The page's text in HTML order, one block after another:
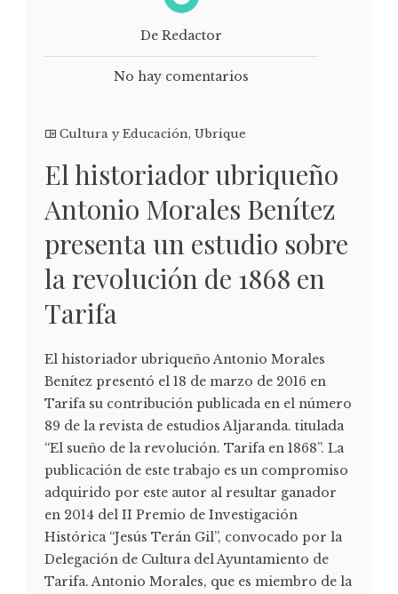
De Redactor
No hay comentarios
Cultura y Educación, Ubrique
El historiador ubriqueño
Antonio Morales Benítez
presenta un estudio sobre
la revolución de 1868 en
Tarifa
El historiador ubriqueño Antonio Morales
Benítez presentó el 18 de marzo de 2016 en
Tarifa su contribución publicada en el número
89 de la revista de estudios Aljaranda. titulada
“El sueño de la revolución. Tarifa en 1868”. La
publicación de este trabajo es un compromiso
adquirido por este autor al resultar ganador
en 2014 del II Premio de Investigación
Histórica “Jesús Terán Gil”, convocado por la
Delegación de Cultura del Ayuntamiento de
Tarifa. Antonio Morales, que es miembro de la